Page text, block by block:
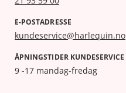
E-POSTADRESSE
kundeservice@harlequin.no
ÅPNINGSTIDER KUNDESERVICE
9 -17 mandag-fredag